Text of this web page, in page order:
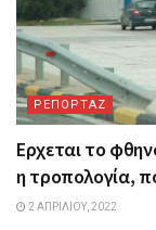
ΡΕΠΟΡΤΑΖ
Ερχεται το
η τροπολογία,
2 ΑΠΡΙΛΊΟΥ, 2022